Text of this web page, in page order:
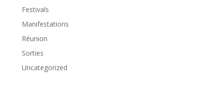
Festivals
Manifestations
Réunion
Sorties
Uncategorized